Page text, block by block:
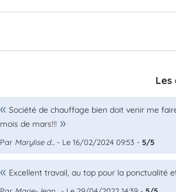
Les
Société de chauffage bien doit venir me
mois de mars!!!
Par Marylise d... - Le 16/02/2024 09:53 - 5/5
Excellent travail, au top pour la ponctualité